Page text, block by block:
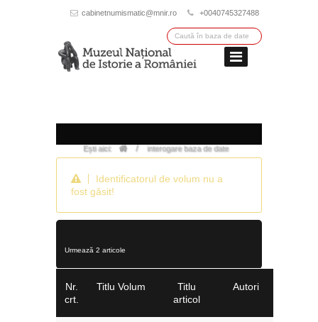
cabinetnumismatic@mnir.ro +0040745327488
Ești aici: / interogare baza de date
Identificatorul de volum nu a
fost găsit!
Urmează 2 articole
Nr.
crt.
Titlu Volum
Titlu
articol
Autori